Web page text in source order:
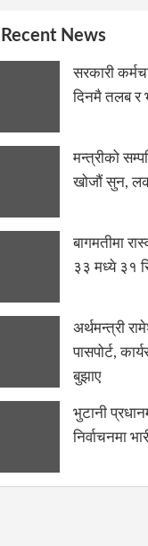
Recent News
सरकारी
दिनमै तलब र
मन्त्रीको
खोजौं सुन,
बागमतीमा
३३ मध्ये ३१
अर्थमन्त्री
पासपोर्ट,
बुझाए
भुटानी
निर्वाचनमा